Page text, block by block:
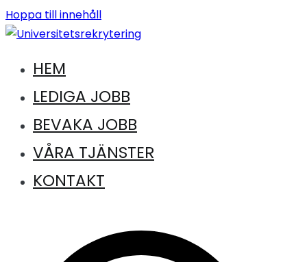
Hoppa till innehåll
Universitetsrekrytering
Jobb inom universitet och högskola
HEM
LEDIGA JOBB
BEVAKA JOBB
VÅRA TJÄNSTER
KONTAKT